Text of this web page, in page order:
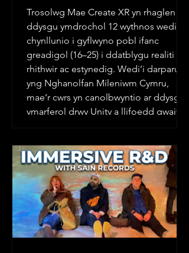
Trosolwg Mae Create XR yn rhaglen
ddysgu ymdrochol 12 wythnos wedi’i
chynllunio i gyflwyno pobl ifanc
greadigol (16–25) i ddatblygu realiti
rhithwir ac estynedig. Wedi’i darparu
yng Nghanolfan Mileniwm Cymru,
mae’r cwrs yn canolbwyntio ar ddysgu
ymarferol drwy Unity a llifoedd gwaith
iawn neu ddim profiad o XR nac injans
gemau. Y nod oedd adeiladu hyder,
dealltwriaeth dechnegol, ac allbwn
creadigol mewn cyf